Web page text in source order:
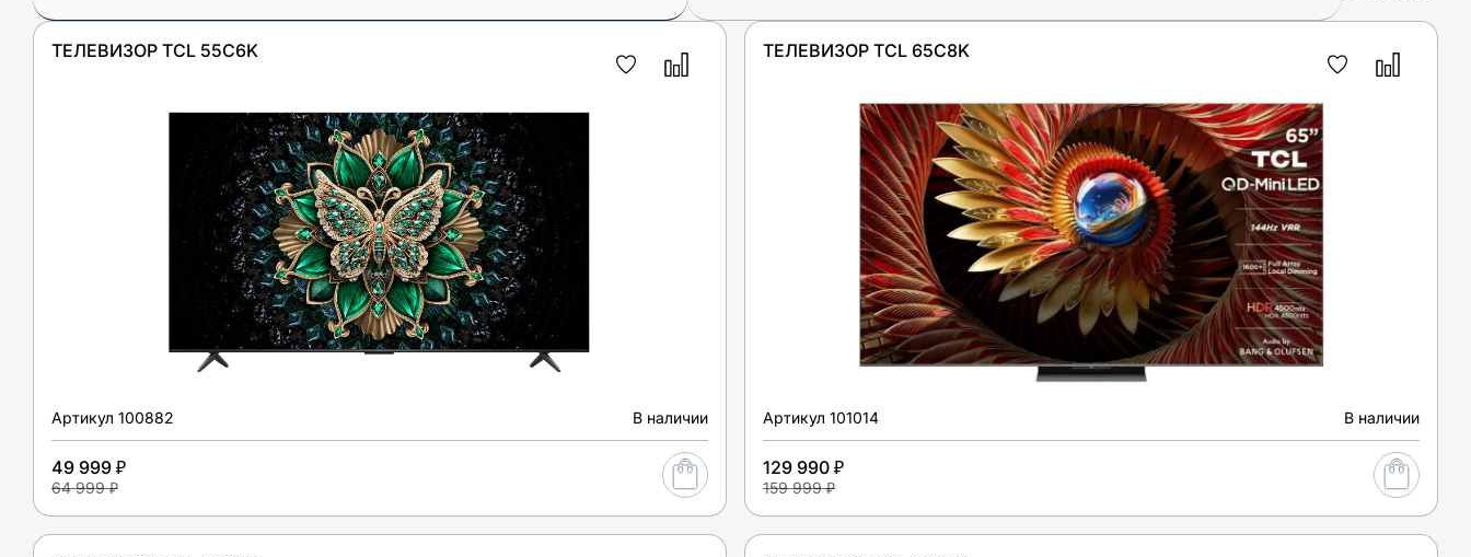
ТЕЛЕВИЗОР TCL 55C6K
Артикул 100882 В наличии
49 999 ₽
64 999 ₽
ТЕЛЕВИЗОР TCL 65C8K
Артикул 101014 В наличии
129 990 ₽
159 999 ₽